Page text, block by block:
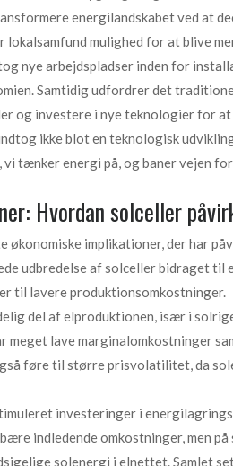
energilandskabet ved at
mulighed for at blive
nye arbejdspladser inden for
Samtidig udfordrer det
og investere i nye teknologier for
ikke blot en teknologisk
tænker energi på, og baner vejen
Hvordan solceller
økonomiske implikationer, der har
udbredelse af solceller bidraget til
til lavere produktionsomkostninger.
del af elproduktionen, især i
meget lave marginalomkostninger
føre til større prisvolatilitet, da
investeringer i
indledende omkostninger, men
solenergi i elnettet. Samlet